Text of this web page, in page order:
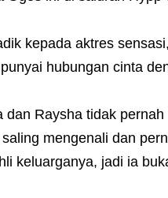
kepada aktres
hubungan cinta
dan Raysha tidak
mengenali dan
keluarganya, jadi ia